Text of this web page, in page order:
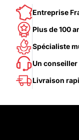
Entreprise
Plus de 100
Spécialiste
Un conseiller
Livraison